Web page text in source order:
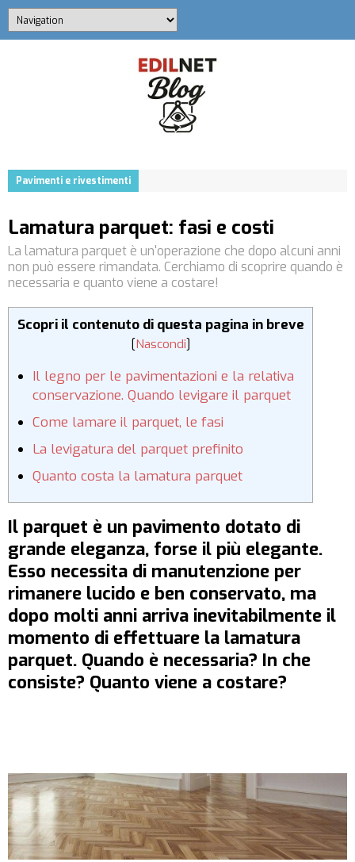
Pavimenti e rivestimenti
Lamatura parquet: fasi e costi
La lamatura parquet è un'operazione che dopo alcuni anni
non può essere rimandata. Cerchiamo di scoprire quando è
necessaria e quanto viene a costare!
Scopri il contenuto di questa pagina in breve
[Nascondi]
Il legno per le pavimentazioni e la relativa
conservazione. Quando levigare il parquet
Come lamare il parquet, le fasi
La levigatura del parquet prefinito
Quanto costa la lamatura parquet
Il parquet è un pavimento dotato di
grande eleganza, forse il più elegante.
Esso necessita di manutenzione per
rimanere lucido e ben conservato, ma
dopo molti anni arriva inevitabilmente il
momento di effettuare la lamatura
parquet. Quando è necessaria? In che
consiste? Quanto viene a costare?